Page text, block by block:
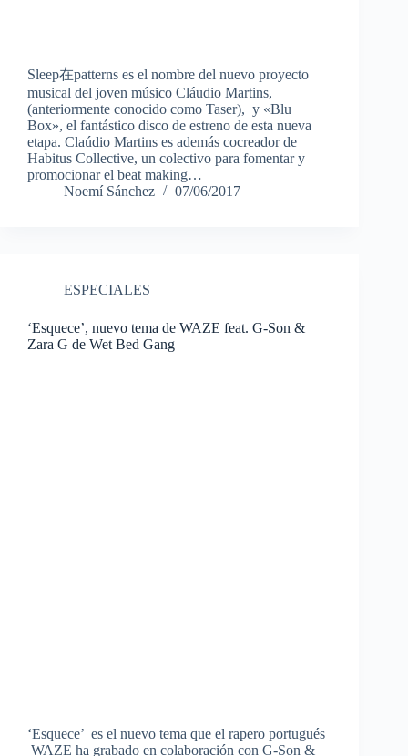
Sleep在patterns es el nombre del nuevo proyecto
musical del joven músico Cláudio Martins,
(anteriormente conocido como Taser), y «Blu
Box», el fantástico disco de estreno de esta nueva
etapa. Claúdio Martins es además cocreador de
Habitus Collective, un colectivo para fomentar y
promocionar el beat making…
Noemí Sánchez
07/06/2017
ESPECIALES
‘Esquece’, nuevo tema de WAZE feat. G-Son &
Zara G de Wet Bed Gang
‘Esquece’ es el nuevo tema que el rapero portugués
WAZE ha grabado en colaboración con G-Son &